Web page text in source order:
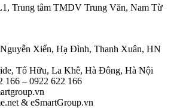
Trung tâm TMDV Trung Văn, Nam Từ
Xiển, Hạ Đình, Thanh Xuân, HN
Tố Hữu, La Khê, Hà Đông, Hà Nội
166 – 0922 622 166
& eSmartGroup.vn